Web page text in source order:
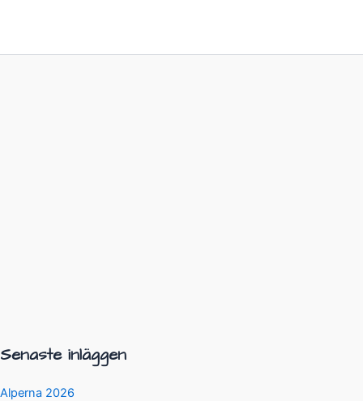
Senaste inläggen
Alperna 2026